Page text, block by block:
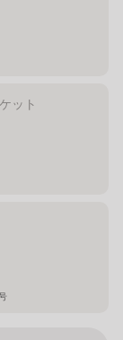
ット